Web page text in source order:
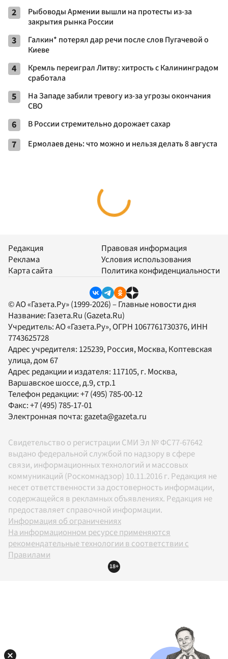
2
Рыбоводы Армении вышли на протесты из-за
закрытия рынка России
3
Галкин* потерял дар речи после слов Пугачевой о
Киеве
4
Кремль переиграл Литву: хитрость с Калининградом
сработала
5
На Западе забили тревогу из-за угрозы окончания
СВО
6 В России стремительно дорожает сахар
7 Ермолаев день: что можно и нельзя делать 8 августа
Редакция
Реклама
Карта сайта
Правовая информация
Условия использования
Политика конфиденциальности
© АО «Газета.Ру» (1999-2026) – Главные новости дня
Название: Газета.Ru (Gazeta.Ru)
Учредитель:АО «Газета.Ру», ОГРН 1067761730376, ИНН
7743625728
Адрес учредителя: 125239, Россия, Москва, Коптевская
улица, дом 67
Адрес редакции и издателя: 117105, г. Москва,
Варшавское шоссе, д.9, стр.1
Телефон редакции:+7 (495) 785-00-12
Факс:+7 (495) 785-17-01
Электронная почта:gazeta@gazeta.ru
Свидетельство о регистрации СМИ Эл № ФС77-67642
выдано федеральной службой по надзору в сфере
связи, информационных технологий и массовых
коммуникаций (Роскомнадзор) 10.11.2016 г. Редакция не
несет ответственности за достоверность информации,
содержащейся в рекламных объявлениях. Редакция не
предоставляет справочной информации.
Информация об ограничениях
На информационном ресурсе применяются
рекомендательные технологии в соответствии с
Правилами
18+